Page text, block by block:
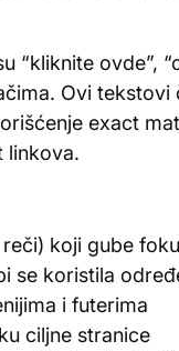
ovde”,
Ovi
exact
linkova.
koji gube
se koristila
i futerima
ciljne stranice